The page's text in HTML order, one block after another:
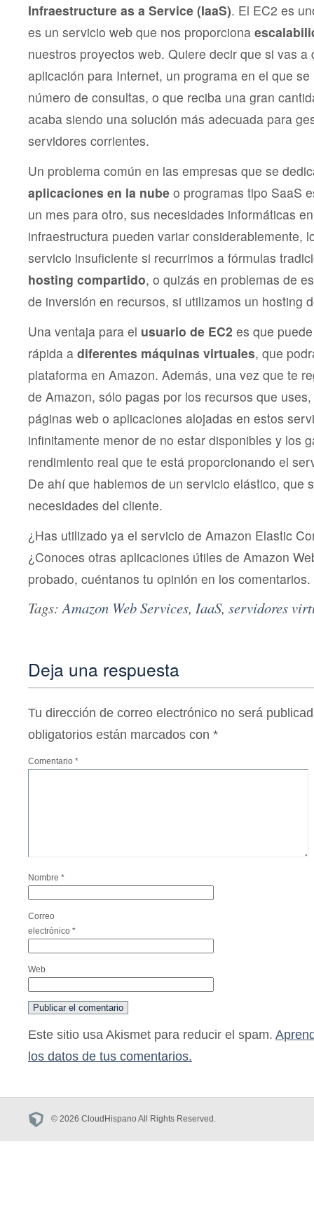
Infraestructure as a Service (IaaS). El EC2 es
es un servicio web que nos proporciona
nuestros proyectos web. Quiere decir que si vas a
aplicación para Internet, un programa en el que
número de consultas, o que reciba una gran
acaba siendo una solución más adecuada para
servidores corrientes.
Un problema común en las empresas que se
aplicaciones en la nube o programas tipo SaaS
un mes para otro, sus necesidades informáticas
infraestructura pueden variar considerablemente,
servicio insuficiente si recurrimos a fórmulas
hosting compartido, o quizás en problemas de
de inversión en recursos, si utilizamos un hosting
Una ventaja para el usuario de EC2 es que
rápida a diferentes máquinas virtuales, que
plataforma en Amazon. Además, una vez que te
de Amazon, sólo pagas por los recursos que
páginas web o aplicaciones alojadas en estos
infinitamente menor de no estar disponibles y los
rendimiento real que te está proporcionando el
De ahí que hablemos de un servicio elástico, que
necesidades del cliente.
¿Has utilizado ya el servicio de Amazon Elastic
¿Conoces otras aplicaciones útiles de Amazon
probado, cuéntanos tu opinión en los comentarios.
Tags:Amazon Web Services, IaaS, servidores
Deja una respuesta
Tu dirección de correo electrónico no será
obligatorios están marcados con *
Comentario *
Nombre *
Correo
electrónico *
Web
Este sitio usa Akismet para reducir el spam.
los datos de tus comentarios.
© 2026 CloudHispano All Rights Reserved.